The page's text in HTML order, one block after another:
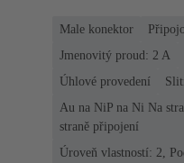
Male konektor
Jmenovitý proud: ‌2 A
Úhlové provedení
Au na NiP na Ni Na
straně připojení
Úroveň vlastností: 2,